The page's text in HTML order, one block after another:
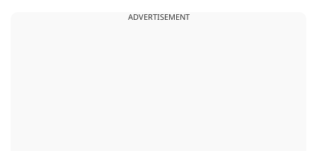
बात रखें और संसद में भी उनकी आवाज उठाएं.
ADVERTISEMENT